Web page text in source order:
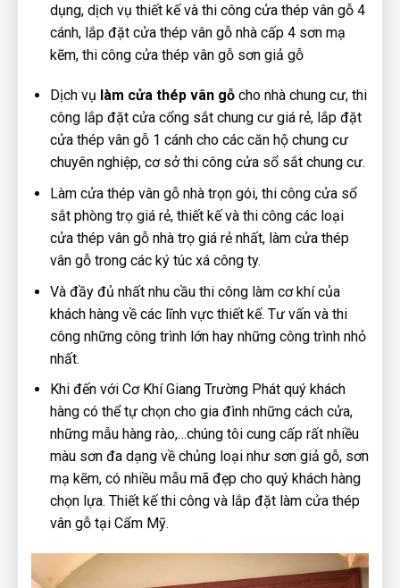
dụng, dịch vụ thiết kế và thi công cửa thép vân gỗ 4
cánh, lắp đặt cửa thép vân gỗ nhà cấp 4 sơn mạ
kẽm, thi công cửa thép vân gỗ sơn giả gỗ
Dịch vụ làm cửa thép vân gỗcho nhà chung cư, thi
công lắp đặt cửa cổng sắt chung cư giá rẻ, lắp đặt
cửa thép vân gỗ 1 cánh cho các căn hộ chung cư
chuyên nghiệp, cơ sở thi công cửa sổ sắt chung cư.
Làm cửa thép vân gỗ nhà trọn gói, thi công cửa sổ
sắt phòng trọ giá rẻ, thiết kế và thi công các loại
cửa thép vân gỗ nhà trọ giá rẻ nhất, làm cửa thép
vân gỗ trong các ký túc xá công ty.
Và đầy đủ nhất nhu cầu thi công làm cơ khí của
khách hàng về các lĩnh vực thiết kế. Tư vấn và thi
công những công trình lớn hay những công trình nhỏ
nhất.
Khi đến với Cơ Khí Giang Trường Phát quý khách
hàng có thể tự chọn cho gia đình những cách cửa,
những mẫu hàng rào,…chúng tôi cung cấp rất nhiều
màu sơn đa dạng về chủng loại như sơn giả gỗ, sơn
mạ kẽm, có nhiều mẫu mã đẹp cho quý khách hàng
chọn lựa. Thiết kế thi công và lắp đặt làm cửa thép
vân gỗ tại Cẩm Mỹ.